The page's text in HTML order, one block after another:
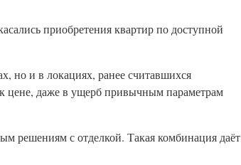
приобретения квартир по доступной
но и в локациях, ранее считавшихся
цене, даже в ущерб привычным параметрам
решениям с отделкой. Такая комбинация даёт